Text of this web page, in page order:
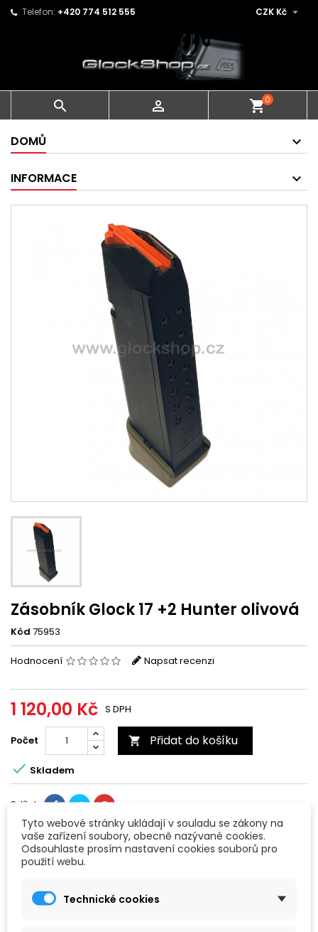
Telefon: +420 774 512 555 CZK Kč 
  shopping_cart0
DOMŮ
INFORMACE
Zásobník Glock 17 +2 Hunter olivová
Kód 75953
Hodnocení Napsat recenzi
1 120,00 Kč S DPH
Počet  Přidat do košíku
 Skladem
Sdílet
POPIS
45 s olivově zelenou botkou z limitované edice HUNTER.
Tyto webové stránky ukládají v souladu se zákony na
vaše zařízení soubory, obecně nazývané cookies.
Odsouhlaste prosím nastavení cookies souborů pro
použití webu.
Technické cookies